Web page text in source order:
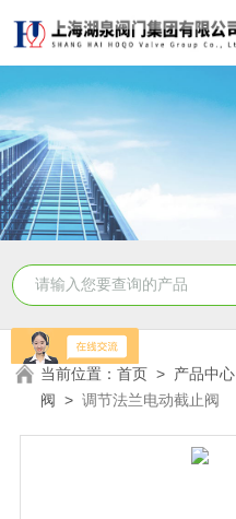
当前位置：首页 > 产品中心
阀 >调节法兰电动截止阀